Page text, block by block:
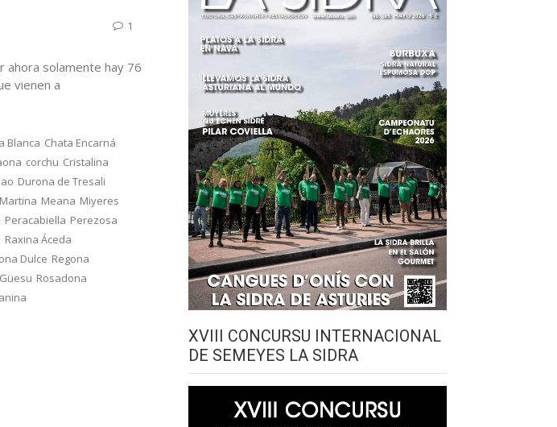
1
ahora solamente hay 76
vienen a
Blanca Chata Encarná
corchu Cristalina
Durona de Tresali
Martina Meana Miyeres
Peracabiella Perezosa
Raxina Áceda
Dulce Regona
Rosadona
XVIII CONCURSU INTERNACIONAL
DE SEMEYES LA SIDRA